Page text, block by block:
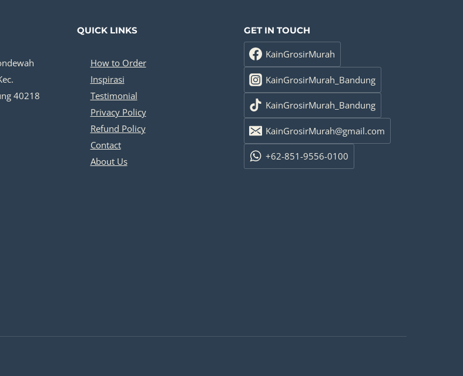
40218
QUICK LINKS
How to Order
Inspirasi
Testimonial
Privacy Policy
Refund Policy
Contact
About Us
GET IN TOUCH
KainGrosirMurah
KainGrosirMurah_Bandung
KainGrosirMurah_Bandung
KainGrosirMurah@gmail.com
+62-851-9556-0100